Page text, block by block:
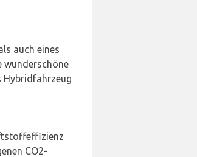
auch eines
wunderschöne
Hybridfahrzeug
CO2-